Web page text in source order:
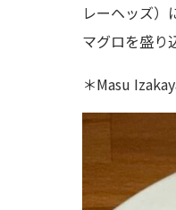
レーヘッズ）
マグロを盛り
＊Masu